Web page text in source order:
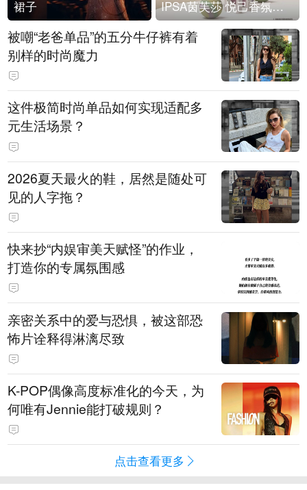
裙子 IPSA茵芙莎 悦己香氛凝露上市
被嘲“老爸单品”的五分牛仔裤有着
别样的时尚魔力
这件极简时尚单品如何实现适配多
元生活场景？
2026夏天最火的鞋，居然是随处可
见的人字拖？
快来抄“内娱审美天赋怪”的作业，
打造你的专属氛围感
亲密关系中的爱与恐惧，被这部恐
怖片诠释得淋漓尽致
K-POP偶像高度标准化的今天，为
何唯有Jennie能打破规则？
点击查看更多